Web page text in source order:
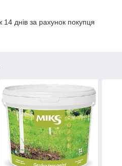
днів за рахунок покупця